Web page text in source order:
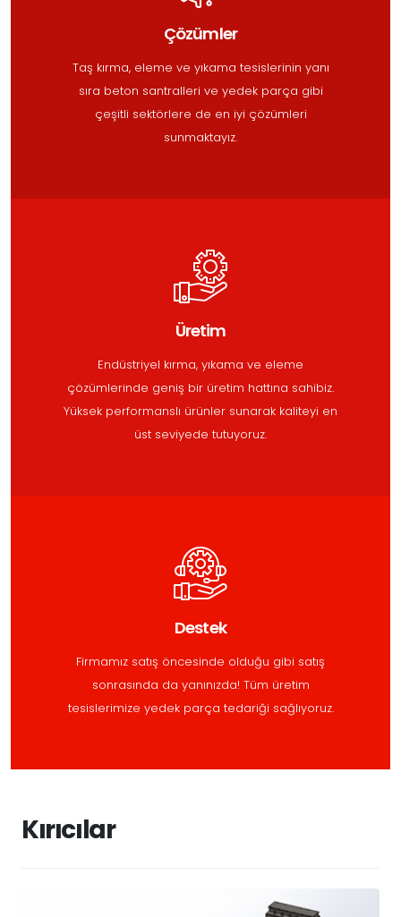
Çözümler
Taş kırma, eleme ve yıkama tesislerinin yanı
sıra beton santralleri ve yedek parça gibi
çeşitli sektörlere de en iyi çözümleri
sunmaktayız.
Üretim
Endüstriyel kırma, yıkama ve eleme
çözümlerinde geniş bir üretim hattına sahibiz.
Yüksek performanslı ürünler sunarak kaliteyi en
üst seviyede tutuyoruz.
Destek
Firmamız satış öncesinde olduğu gibi satış
sonrasında da yanınızda! Tüm üretim
tesislerimize yedek parça tedariği sağlıyoruz.
Kırıcılar